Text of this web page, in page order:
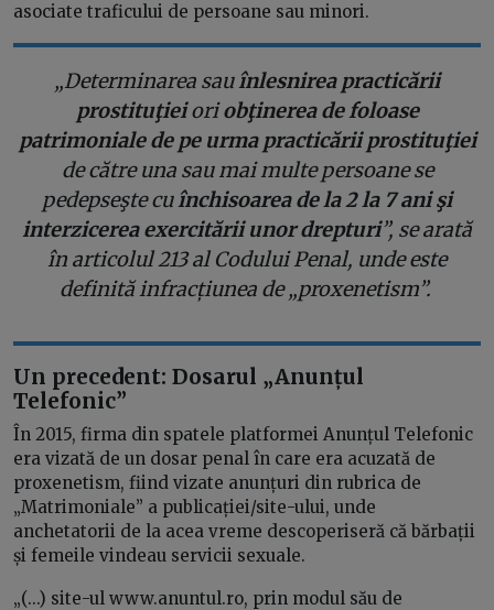
asociate traficului de persoane sau minori.
„Determinarea sauînlesnirea practicării
prostituţieioriobţinerea de foloase
patrimoniale de pe urma practicării prostituţiei
de către una sau mai multe persoane se
pedepseşte cuînchisoarea de la 2 la 7 ani şi
interzicerea exercitării unor drepturi”, se arată
în articolul 213 al Codului Penal, unde este
definită infracțiunea de „proxenetism”.
Un precedent: Dosarul „Anunțul
Telefonic”
În 2015, firma din spatele platformei Anunțul Telefonic
era vizată de un dosar penal în care era acuzată de
proxenetism, fiind vizate anunțuri din rubrica de
„Matrimoniale” a publicației/site-ului, unde
anchetatorii de la acea vreme descoperiseră că bărbații
și femeile vindeau servicii sexuale.
„(...) site-ul www.anuntul.ro, prin modul său de